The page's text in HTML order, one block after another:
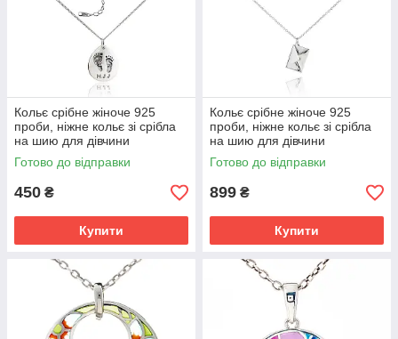
Кольє срібне жіноче 925
проби, ніжне кольє зі срібла
на шию для дівчини
Готово до відправки
450 ₴
Купити
Кольє срібне жіноче 925
проби, ніжне кольє зі срібла
на шию для дівчини
Готово до відправки
899 ₴
Купити